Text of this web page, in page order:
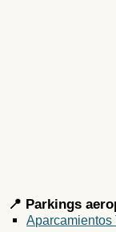
📍 Parkings
Aparcamientos